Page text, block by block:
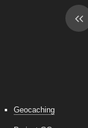
Geocaching